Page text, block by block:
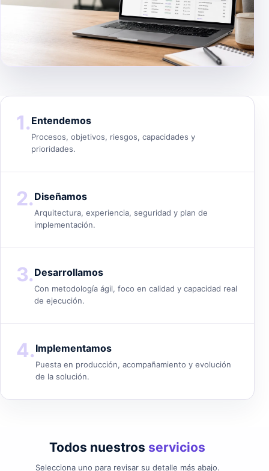
1. Entendemos
Procesos, objetivos, riesgos, capacidades y
prioridades.
2. Diseñamos
Arquitectura, experiencia, seguridad y plan de
implementación.
3. Desarrollamos
Con metodología ágil, foco en calidad y capacidad real
de ejecución.
4. Implementamos
Puesta en producción, acompañamiento y evolución
de la solución.
Todos nuestros servicios
Selecciona uno para revisar su detalle más abajo.